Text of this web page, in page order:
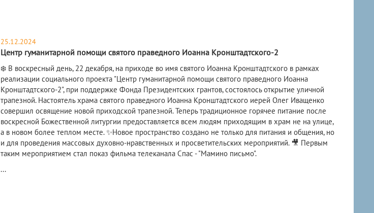
25.12.2024
Центр гуманитарной помощи святого праведного Иоанна Кронштадтского-2
❄️ В воскресный день, 22 декабря, на приходе во имя святого Иоанна Кронштадтского в рамках
реализации социального проекта "Центр гуманитарной помощи святого праведного Иоанна
Кронштадтского-2", при поддержке Фонда Президентских грантов, состоялось открытие уличной
трапезной. Настоятель храма святого праведного Иоанна Кронштадтского иерей Олег Иващенко
совершил освящение новой приходской трапезной. Теперь традиционное горячее питание после
воскресной Божественной литургии предоставляется всем людям приходящим в храм не на улице,
а в новом более теплом месте. ✨Новое пространство создано не только для питания и общения, но
и для проведения массовых духовно-нравственных и просветительских мероприятий. 🎥 Первым
таким мероприятием стал показ фильма телеканала Спас - "Мамино письмо".
...